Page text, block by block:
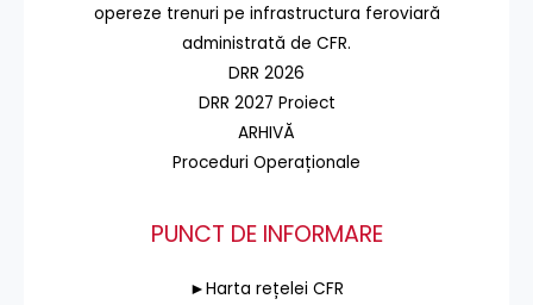
opereze trenuri pe infrastructura feroviară
administrată de CFR.
DRR 2026
DRR 2027 Proiect
ARHIVĂ
Proceduri Operaționale
PUNCT DE INFORMARE
►Harta rețelei CFR